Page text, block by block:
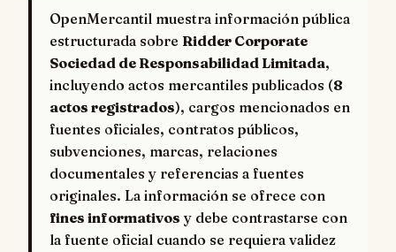
OpenMercantil muestra información pública
estructurada sobre Ridder Corporate
Sociedad de Responsabilidad Limitada,
incluyendo actos mercantiles publicados (8
actos registrados), cargos mencionados en
fuentes oficiales, contratos públicos,
subvenciones, marcas, relaciones
documentales y referencias a fuentes
originales. La información se ofrece con
fines informativos y debe contrastarse con
la fuente oficial cuando se requiera validez